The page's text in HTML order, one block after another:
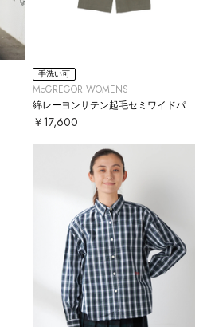
手洗い可
McGREGOR WOMENS
綿レーヨンサテン起毛セミワイドパンツ
￥17,600